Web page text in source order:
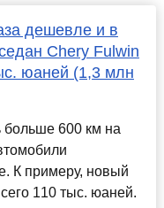
дешевле и в
Chery Fulwin
юаней (1,3 млн
больше 600 км на
К примеру, новый
110 тыс. юаней.